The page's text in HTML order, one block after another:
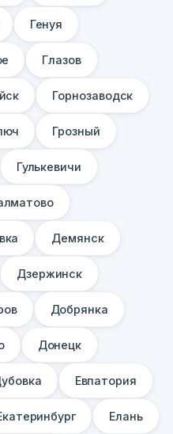
Генуя
Глазов
Горнозаводск
Грозный
Гулькевичи
Демянск
Дзержинск
Добрянка
Донецк
Евпатория
Елань